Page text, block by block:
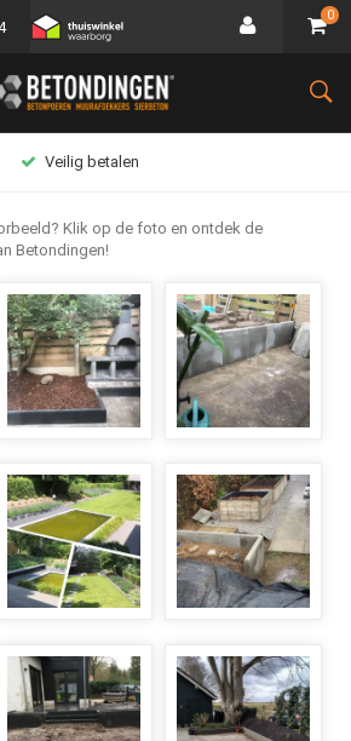
0
Groot assortiment
Klik op de foto en ontdek de
Betondingen!